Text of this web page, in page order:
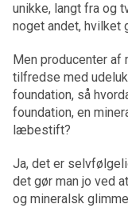
unikke, langt fra og
noget andet, hvilket
Men producenter
tilfredse med
foundation, så
foundation, en
læbestift?
Ja, det er
det gør man jo ved
og mineralsk